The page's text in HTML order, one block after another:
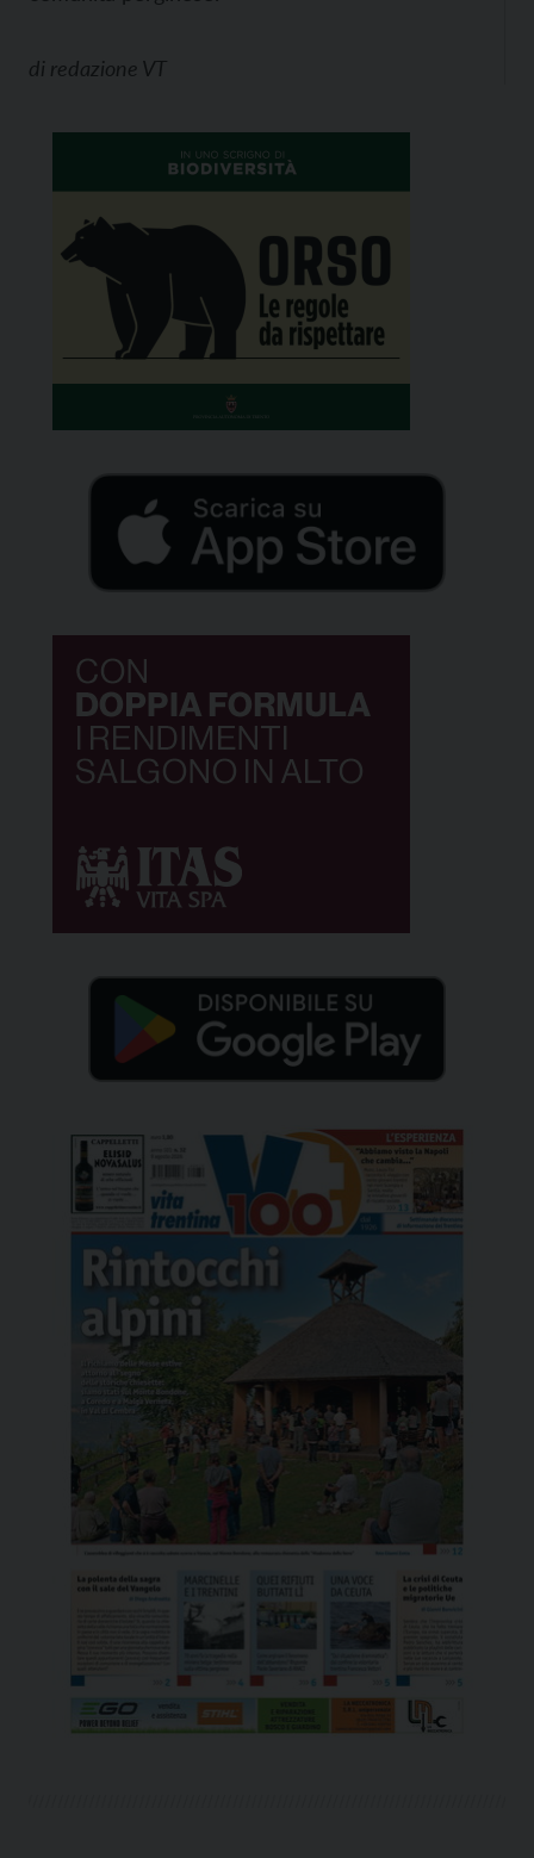
di redazione VT